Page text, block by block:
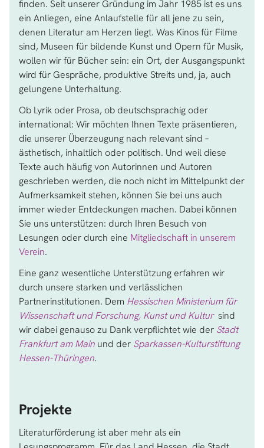
finden. Seit unserer Gründung im Jahr 1985 ist es uns
ein Anliegen, eine Anlaufstelle für all jene zu sein,
denen Literatur am Herzen liegt. Was Kinos für Filme
sind, Museen für bildende Kunst und Opern für Musik,
wollen wir für Bücher sein: ein Ort, der Ausgangspunkt
wird für Gespräche, produktive Streits und, ja, auch
gelungene Unterhaltung.
Ob Lyrik oder Prosa, ob deutschsprachig oder
international: Wir möchten Ihnen Texte präsentieren,
die unserer Überzeugung nach relevant sind –
ästhetisch, inhaltlich oder politisch. Und weil diese
Texte auch häufig von Autorinnen und Autoren
geschrieben werden, die noch nicht im Mittelpunkt der
Aufmerksamkeit stehen, können Sie bei uns auch
immer wieder Entdeckungen machen. Dabei können
Sie uns unterstützen: durch Ihren Besuch von
Lesungen oder durch eine Mitgliedschaft in unserem
Verein.
Eine ganz wesentliche Unterstützung erfahren wir
durch unsere starken und verlässlichen
Partnerinstitutionen. Dem Hessischen Ministerium für
Wissenschaft und Forschung, Kunst und Kultur sind
wir dabei genauso zu Dank verpflichtet wie der Stadt
Frankfurt am Main und der Sparkassen-Kulturstiftung
Hessen-Thüringen.
Projekte
Literaturförderung ist aber mehr als ein